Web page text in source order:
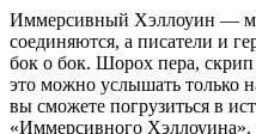
Иммерсивный Хэллоуин —
соединяются, а писатели и
бок о бок. Шорох пера,
это можно услышать только
вы сможете погрузиться в
«Иммерсивного Хэллоуина».